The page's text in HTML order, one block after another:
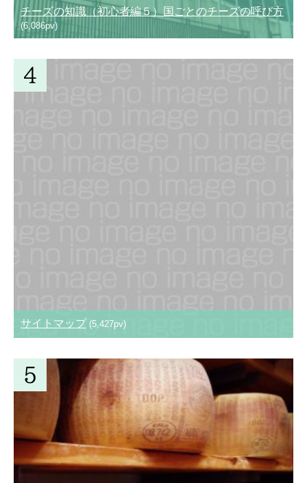
チーズの知識（初心者編５）国ごとのチーズの呼び方
(6,086pv)
サイトマップ (5,427pv)